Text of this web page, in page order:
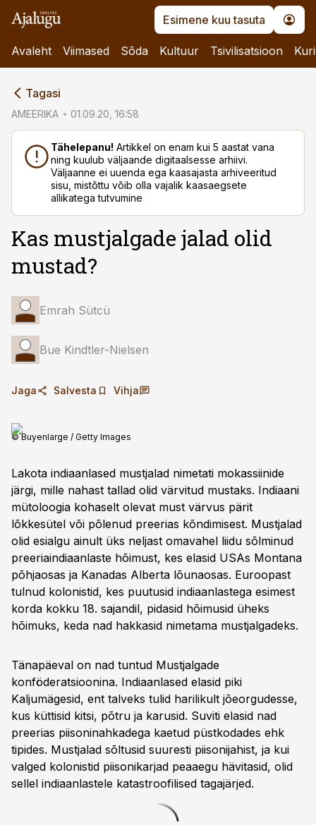
Esimene kuu tasuta
Avaleht Viimased Sõda Kultuur Tsivilisatsioon
Tagasi
AMEERIKA 01.09.20, 16:58
Tähelepanu! Artikkel on enam kui 5 aastat vana
ning kuulub väljaande digitaalsesse arhiivi.
Väljaanne ei uuenda ega kaasajasta arhiveeritud
sisu, mistõttu võib olla vajalik kaasaegsete
allikatega tutvumine
Kas mustjalgade jalad olid
mustad?
Emrah Sütcü
Bue Kindtler-Nielsen
Jaga Salvesta Vihja
© Buyenlarge / Getty Images
Lakota indiaanlased mustjalad nimetati mokassiinide
järgi, mille nahast tallad olid värvitud mustaks. Indiaani
mütoloogia kohaselt olevat must värvus pärit
lõkkesütel või põlenud preerias kõndimisest. Mustjalad
olid esialgu ainult üks neljast omavahel liidu sõlminud
preeriaindiaanlaste hõimust, kes elasid USAs Montana
põhjaosas ja Kanadas Alberta lõunaosas. Euroopast
tulnud kolonistid, kes puutusid indiaanlastega esimest
korda kokku 18. sajandil, pidasid hõimusid üheks
hõimuks, keda nad hakkasid nimetama mustjalgadeks.
Tänapäeval on nad tuntud Mustjalgade
konföderatsioonina. Indiaanlased elasid piki
Kaljumägesid, ent talveks tulid harilikult jõeorgudesse,
kus küttisid kitsi, põtru ja karusid. Suviti elasid nad
preerias piisoninahkadega kaetud püstkodades ehk
tipides. Mustjalad sõltusid suures­ti piisonijahist, ja kui
valged kolonistid piisonikarjad peaaegu hävitasid, olid
sellel indiaanlastele katastroofilised tagajärjed.